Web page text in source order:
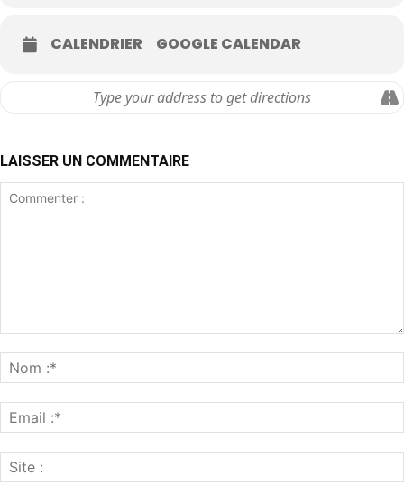
CALENDRIER GOOGLE CALENDAR
LAISSER UN COMMENTAIRE